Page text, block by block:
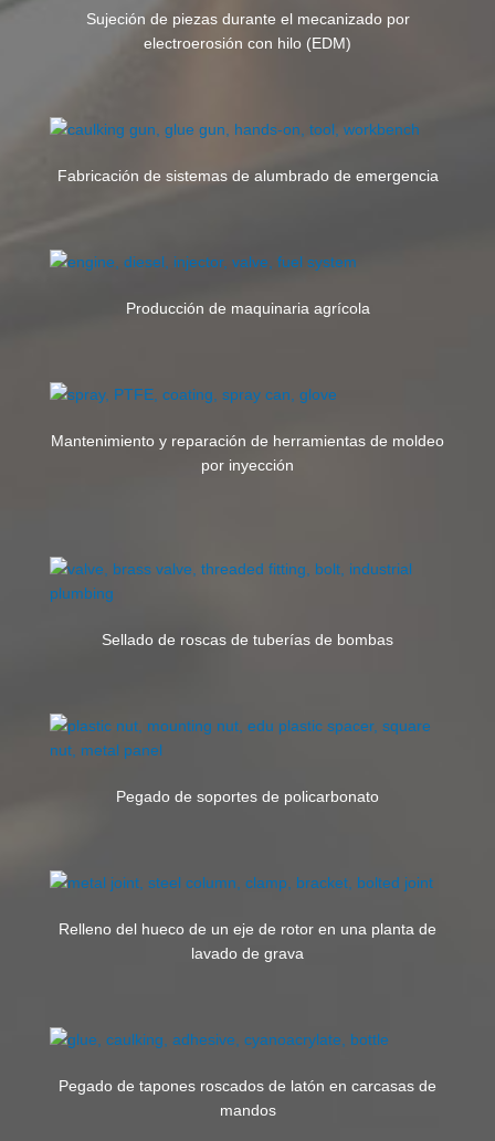
Sujeción de piezas durante el mecanizado por
electroerosión con hilo (EDM)
Fabricación de sistemas de alumbrado de emergencia
Producción de maquinaria agrícola
Mantenimiento y reparación de herramientas de moldeo
por inyección
Sellado de roscas de tuberías de bombas
Pegado de soportes de policarbonato
Relleno del hueco de un eje de rotor en una planta de
lavado de grava
Pegado de tapones roscados de latón en carcasas de
mandos